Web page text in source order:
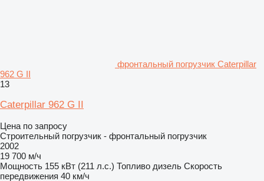
фронтальный погрузчик Caterpillar
962 G II
13
Caterpillar 962 G II
Цена по запросу
Строительный погрузчик - фронтальный погрузчик
2002
19 700 м/ч
Мощность 155 кВт (211 л.с.) Топливо дизель Скорость
передвижения 40 км/ч